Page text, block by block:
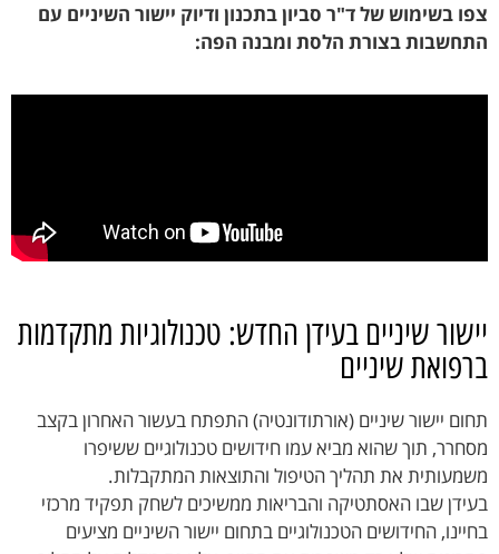
צפו בשימוש של ד"ר סביון בתכנון ודיוק יישור השיניים עם
התחשבות בצורת הלסת ומבנה הפה:
יישור שיניים בעידן החדש: טכנולוגיות מתקדמות
ברפואת שיניים
תחום יישור שיניים (אורתודונטיה) התפתח בעשור האחרון בקצב
מסחרר, תוך שהוא מביא עמו חידושים טכנולוגיים ששיפרו
משמעותית את תהליך הטיפול והתוצאות המתקבלות.
בעידן שבו האסתטיקה והבריאות ממשיכים לשחק תפקיד מרכזי
בחיינו, החידושים הטכנולוגיים בתחום יישור השיניים מציעים